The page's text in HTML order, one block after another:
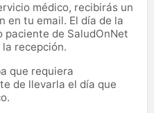
médico, recibirás un
en tu email. El día de la
de SaludOnNet
recepción.
que requiera
de llevarla el día que